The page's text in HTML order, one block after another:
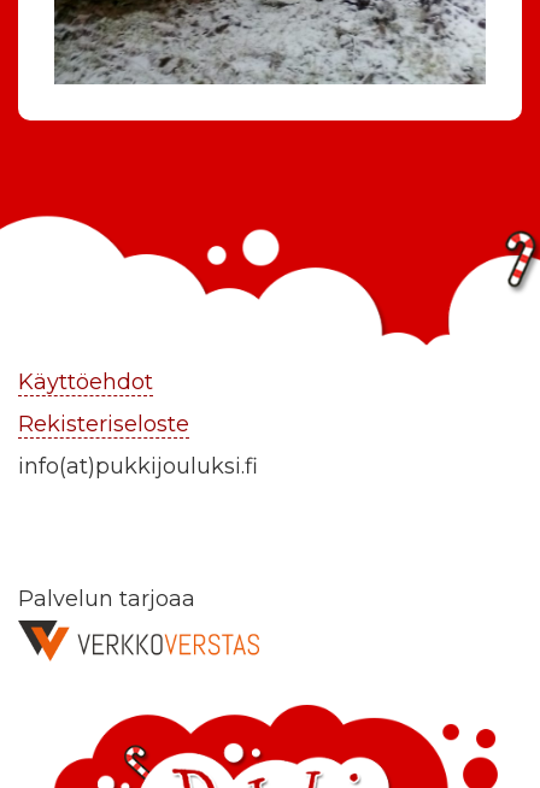
Käyttöehdot
Rekisteriseloste
info(at)pukkijouluksi.fi
Palvelun tarjoaa